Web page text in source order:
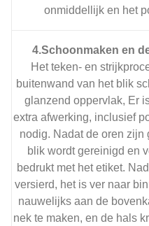
onmiddellijk en het
4.Schoonmaken en
Het teken- en
buitenwand van het blik
glanzend oppervlak, Er
extra afwerking, inclusief
nodig. Nadat de oren zijn
blik wordt gereinigd en
bedrukt met het etiket.
versierd, het is ver naar
nauwelijks aan de
nek te maken, en de hals